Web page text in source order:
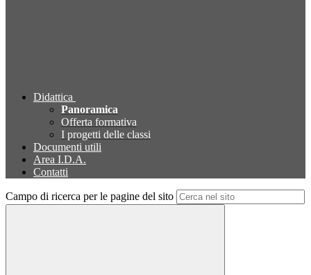
Didattica
Panoramica
Offerta formativa
I progetti delle classi
Documenti utili
Area I.D.A.
Contatti
Campo di ricerca per le pagine del sito